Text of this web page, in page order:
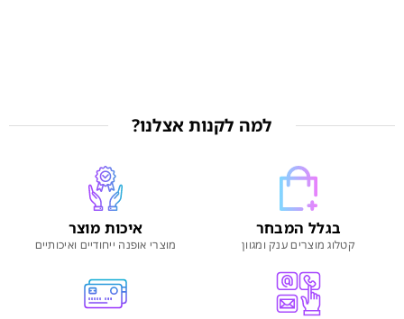
למה לקנות אצלנו?
בגלל המבחר
קטלוג מוצרים ענק ומגוון
איכות מוצר
מוצרי אופנה ייחודיים ואיכותיים